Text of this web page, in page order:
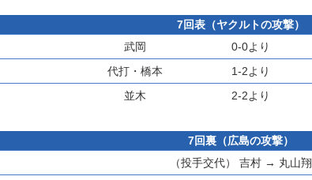
7回表（ヤクルトの攻撃）
武岡 0-0より
代打・ 橋本 1-2より
並木 2-2より
7回裏（広島の攻撃）
（投手交代） 吉村 → 丸山翔